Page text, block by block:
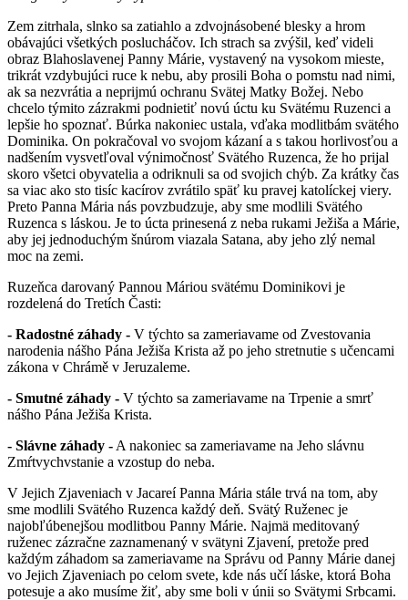
Zem zitrhala, slnko sa zatiahlo a zdvojnásobené blesky a hrom
obávajúci všetkých poslucháčov. Ich strach sa zvýšil, keď videli
obraz Blahoslavenej Panny Márie, vystavený na vysokom mieste,
trikrát vzdybujúci ruce k nebu, aby prosili Boha o pomstu nad nimi,
ak sa nezvrátia a neprijmú ochranu Svätej Matky Božej. Nebo
chcelo týmito zázrakmi podnietiť novú úctu ku Svätému Ruzenci a
lepšie ho spoznať. Búrka nakoniec ustala, vďaka modlitbám svätého
Dominika. On pokračoval vo svojom kázaní a s takou horlivosťou a
nadšením vysvetľoval výnimočnosť Svätého Ruzenca, že ho prijal
skoro všetci obyvatelia a odriknuli sa od svojich chýb. Za krátky čas
sa viac ako sto tisíc kacírov zvrátilo späť ku pravej katolíckej viery.
Preto Panna Mária nás povzbudzuje, aby sme modlili Svätého
Ruzenca s láskou. Je to úcta prinesená z neba rukami Ježiša a Márie,
aby jej jednoduchým šnúrom viazala Satana, aby jeho zlý nemal
moc na zemi.
Ruzeňca darovaný Pannou Máriou svätému Dominikovi je
rozdelená do Tretích Časti:
- Radostné záhady - V týchto sa zameriavame od Zvestovania
narodenia nášho Pána Ježiša Krista až po jeho stretnutie s učencami
zákona v Chrámě v Jeruzaleme.
- Smutné záhady - V týchto sa zameriavame na Trpenie a smrť
nášho Pána Ježiša Krista.
- Slávne záhady - A nakoniec sa zameriavame na Jeho slávnu
Zmŕtvychvstanie a vzostup do neba.
V Jejich Zjaveniach v Jacareí Panna Mária stále trvá na tom, aby
sme modlili Svätého Ruzenca každý deň. Svätý Ruženec je
najobľúbenejšou modlitbou Panny Márie. Najmä meditovaný
ruženec zázračne zaznamenaný v svätyni Zjavení, pretože pred
každým záhadom sa zameriavame na Správu od Panny Márie danej
vo Jejich Zjaveniach po celom svete, kde nás učí láske, ktorá Boha
potesuje a ako musíme žiť, aby sme boli v únii so Svätymi Srbcami.